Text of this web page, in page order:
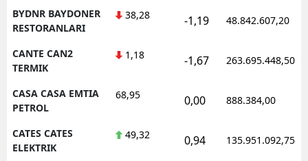
BYDNR BAYDONER
RESTORANLARI
38,28 -1,19 48.842.607,20
CANTE CAN2
TERMIK
1,18 -1,67 263.695.448,50
CASA CASA EMTIA
PETROL
68,95 0,00 888.384,00
CATES CATES
ELEKTRIK
49,32 0,94 135.951.092,75